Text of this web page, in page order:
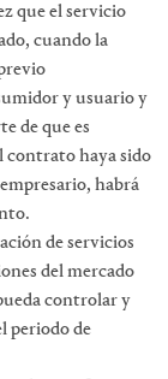
que el servicio
cuando la
y usuario y
de que es
contrato haya sido
habrá
de servicios
del mercado
controlar y
periodo de